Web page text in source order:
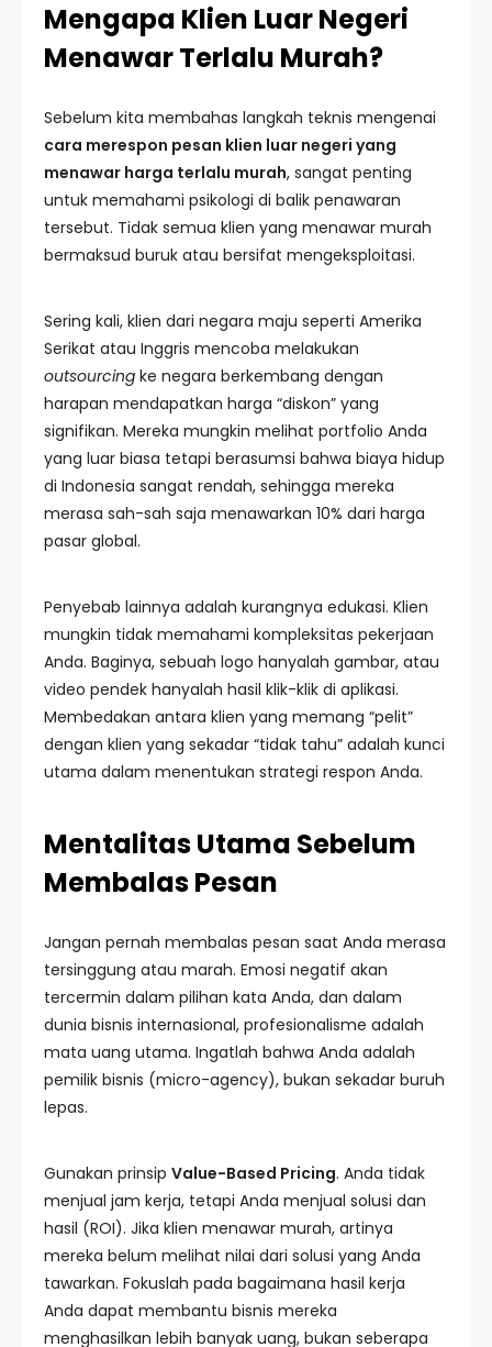
Mengapa Klien Luar Negeri
Menawar Terlalu Murah?
Sebelum kita membahas langkah teknis mengenai
cara merespon pesan klien luar negeri yang
menawar harga terlalu murah, sangat penting
untuk memahami psikologi di balik penawaran
tersebut. Tidak semua klien yang menawar murah
bermaksud buruk atau bersifat mengeksploitasi.
Sering kali, klien dari negara maju seperti Amerika
Serikat atau Inggris mencoba melakukan
outsourcing ke negara berkembang dengan
harapan mendapatkan harga “diskon” yang
signifikan. Mereka mungkin melihat portfolio Anda
yang luar biasa tetapi berasumsi bahwa biaya hidup
di Indonesia sangat rendah, sehingga mereka
merasa sah-sah saja menawarkan 10% dari harga
pasar global.
Penyebab lainnya adalah kurangnya edukasi. Klien
mungkin tidak memahami kompleksitas pekerjaan
Anda. Baginya, sebuah logo hanyalah gambar, atau
video pendek hanyalah hasil klik-klik di aplikasi.
Membedakan antara klien yang memang “pelit”
dengan klien yang sekadar “tidak tahu” adalah kunci
utama dalam menentukan strategi respon Anda.
Mentalitas Utama Sebelum
Membalas Pesan
Jangan pernah membalas pesan saat Anda merasa
tersinggung atau marah. Emosi negatif akan
tercermin dalam pilihan kata Anda, dan dalam
dunia bisnis internasional, profesionalisme adalah
mata uang utama. Ingatlah bahwa Anda adalah
pemilik bisnis (micro-agency), bukan sekadar buruh
lepas.
Gunakan prinsip Value-Based Pricing. Anda tidak
menjual jam kerja, tetapi Anda menjual solusi dan
hasil (ROI). Jika klien menawar murah, artinya
mereka belum melihat nilai dari solusi yang Anda
tawarkan. Fokuslah pada bagaimana hasil kerja
Anda dapat membantu bisnis mereka
menghasilkan lebih banyak uang, bukan seberapa